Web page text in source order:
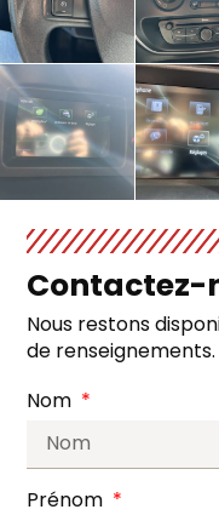
Contactez-
Nous restons
de renseignements.
Nom
Prénom